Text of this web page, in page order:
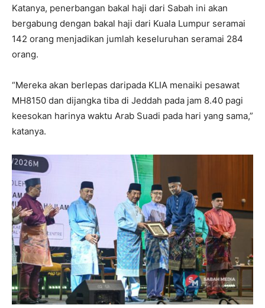
Katanya, penerbangan bakal haji dari Sabah ini akan
bergabung dengan bakal haji dari Kuala Lumpur seramai
142 orang menjadikan jumlah keseluruhan seramai 284
orang.
“Mereka akan berlepas daripada KLIA menaiki pesawat
MH8150 dan dijangka tiba di Jeddah pada jam 8.40 pagi
keesokan harinya waktu Arab Suadi pada hari yang sama,”
katanya.